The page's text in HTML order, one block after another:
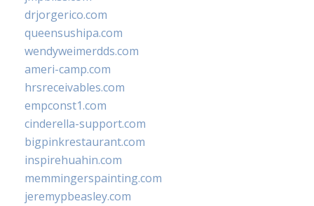
drjorgerico.com
queensushipa.com
wendyweimerdds.com
ameri-camp.com
hrsreceivables.com
empconst1.com
cinderella-support.com
bigpinkrestaurant.com
inspirehuahin.com
memmingerspainting.com
jeremypbeasley.com